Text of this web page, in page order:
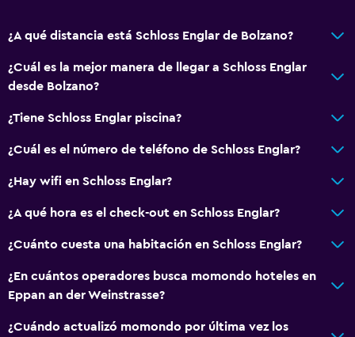
Máquina expendedora (botanas)
General
Piso de parquet o madera noble
Sofá
Casilleros
Piscina y spa
Piscina climatizada
Piscina al aire libre
¿A qué distancia está Schloss Englar de Bolzano?
¿Cuál es la mejor manera de llegar a Schloss Englar
desde Bolzano?
¿Tiene Schloss Englar piscina?
¿Cuál es el número de teléfono de Schloss Englar?
¿Hay wifi en Schloss Englar?
¿A qué hora es el check-out en Schloss Englar?
¿Cuánto cuesta una habitación en Schloss Englar?
¿En cuántos operadores busca momondo hoteles en
Eppan an der Weinstrasse?
¿Cuándo actualizó momondo por última vez los